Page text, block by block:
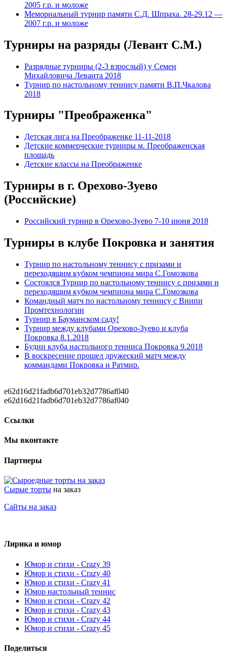
2005 г.р. и моложе
Мемориальный турнир памяти С.Д. Шпраха. 28-29.12 —
2007 г.р. и моложе
Турниры на разряды (Левант С.М.)
Разрядные турниры (2-3 взрослый) у Семен
Михайловича Леванта 2018
Турнир по настольному теннису памяти В.П.Чкалова
2018
Турниры "Преображенка"
Детская лига на Преображенке 11-11-2018
Детские коммерческие турниры м. Преображенская
площадь
Детские классы на Преображенке
Турниры в г. Орехово-Зуево
(Российские)
Российский турнир в Орехово-Зуево 7-10 июня 2018
Турниры в клубе Покровка и занятия
Турнир по настольному теннису с призами и
переходящим кубком чемпиона мира С.Гомозкова
Состоялся Турнир по настольному теннису с призами и
переходящим кубком чемпиона мира С.Гомозкова
Командный матч по настольному теннису с Внипи
Промтехнологии
Турнир в Бауманском саду!
Турнир между клубами Орехово-Зуево и клуба
Покровка 8.1.2018
Будни клуба настольного тенниса Покровка 9.2018
В воскресение прошел дружеский матч между
коммандами Покровка и Ратмир.
e62d16d21fadb6d701eb32d7786af040
e62d16d21fadb6d701eb32d7786af040
Ссылки
Мы вконтакте
Партнеры
Сырые торты на заказ
Сайты на заказ
Лирика и юмор
Юмор и стихи - Crazy 39
Юмор и стихи - Crazy 40
Юмор и стихи - Crazy 41
Юмор настольный теннис
Юмор и стихи - Crazy 42
Юмор и стихи - Crazy 43
Юмор и стихи - Crazy 44
Юмор и стихи - Crazy 45
Поделиться